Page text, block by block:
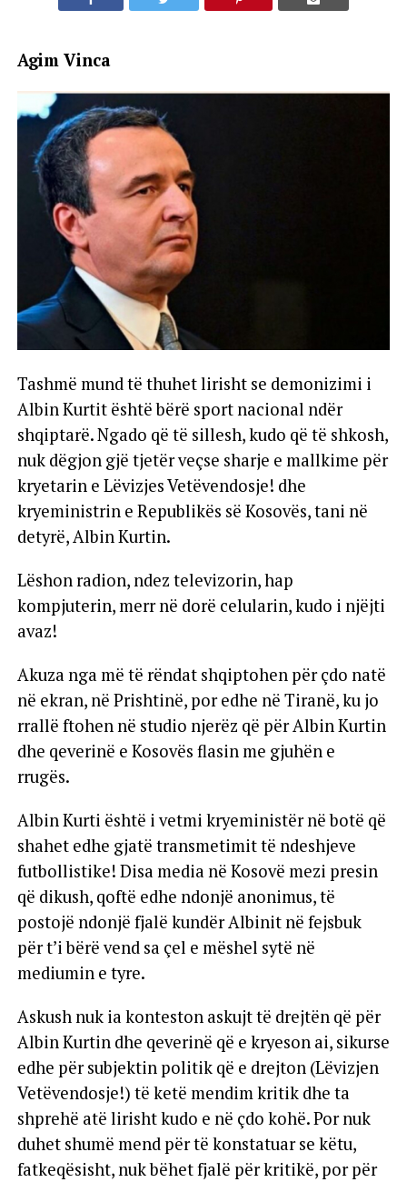
Agim Vinca
Tashmë mund të thuhet lirisht se demonizimi i
Albin Kurtit është bërë sport nacional ndër
shqiptarë. Ngado që të sillesh, kudo që të shkosh,
nuk dëgjon gjë tjetër veçse sharje e mallkime për
kryetarin e Lëvizjes Vetëvendosje! dhe
kryeministrin e Republikës së Kosovës, tani në
detyrë, Albin Kurtin.
Lëshon radion, ndez televizorin, hap
kompjuterin, merr në dorë celularin, kudo i njëjti
avaz!
Akuza nga më të rëndat shqiptohen për çdo natë
në ekran, në Prishtinë, por edhe në Tiranë, ku jo
rrallë ftohen në studio njerëz që për Albin Kurtin
dhe qeverinë e Kosovës flasin me gjuhën e
rrugës.
Albin Kurti është i vetmi kryeministër në botë që
shahet edhe gjatë transmetimit të ndeshjeve
futbollistike! Disa media në Kosovë mezi presin
që dikush, qoftë edhe ndonjë anonimus, të
postojë ndonjë fjalë kundër Albinit në fejsbuk
për t’i bërë vend sa çel e mëshel sytë në
mediumin e tyre.
Askush nuk ia konteston askujt të drejtën që për
Albin Kurtin dhe qeverinë që e kryeson ai, sikurse
edhe për subjektin politik që e drejton (Lëvizjen
Vetëvendosje!) të ketë mendim kritik dhe ta
shprehë atë lirisht kudo e në çdo kohë. Por nuk
duhet shumë mend për të konstatuar se këtu,
fatkeqësisht, nuk bëhet fjalë për kritikë, por për